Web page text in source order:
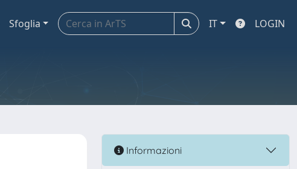
Sfoglia IT LOGIN
Informazioni